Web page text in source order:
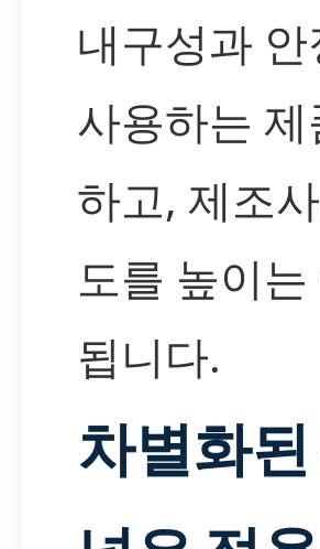
내구성과
사용하는
하고, 제조
도를 높이
됩니다.
차별화